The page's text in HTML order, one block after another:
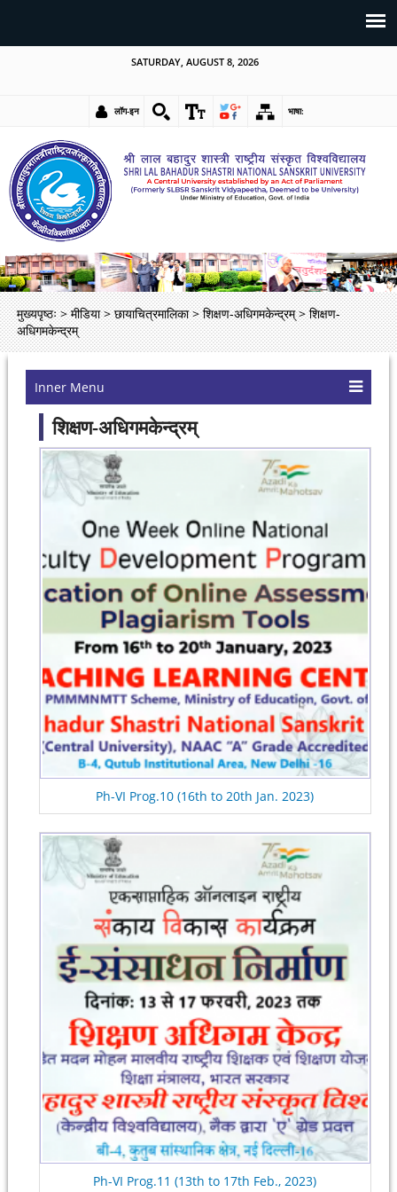
SATURDAY, AUGUST 8, 2026
लॉग-इन भाषा:
मुख्यपृष्ठः > मीडिया > छायाचित्रमालिका > शिक्षण-अधिगमकेन्द्रम् > शिक्षण-
अधिगमकेन्द्रम्
Inner Menu
शिक्षण-अधिगमकेन्द्रम्
Ph-VI Prog.10 (16th to 20th Jan. 2023)
Ph-VI Prog.11 (13th to 17th Feb., 2023)
Pages